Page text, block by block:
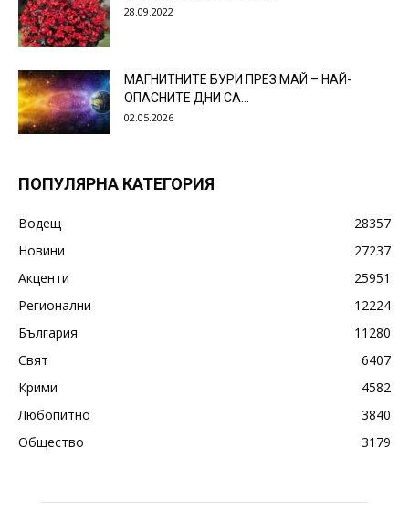
28.09.2022
МАГНИТНИТЕ БУРИ ПРЕЗ МАЙ – НАЙ-
ОПАСНИТЕ ДНИ СА…
02.05.2026
ПОПУЛЯРНА КАТЕГОРИЯ
Водещ
28357
Новини
27237
Акценти
25951
Регионални
12224
България
11280
Свят
6407
Крими
4582
Любопитно
3840
Общество
3179